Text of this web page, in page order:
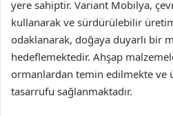
yere sahiptir. Variant Mobilya,
kullanarak ve sürdürülebilir
odaklanarak, doğaya duyarlı bir
hedeflemektedir. Ahşap
ormanlardan temin edilmekte ve
tasarrufu sağlanmaktadır.